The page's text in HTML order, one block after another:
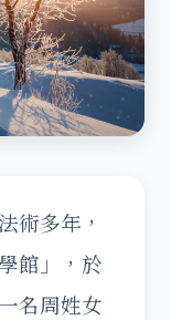
術多年，
館」，於
名周姓女